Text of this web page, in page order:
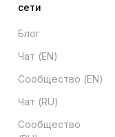
сети
Блог
Чат (EN)
Сообщество (EN)
Чат (RU)
Сообщество